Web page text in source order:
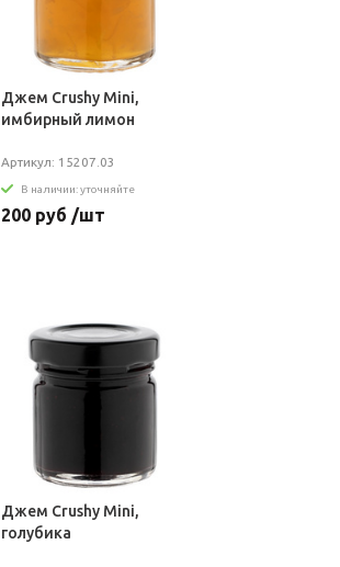
Джем Crushy Mini,
имбирный лимон
Артикул: 15207.03
В наличии: уточняйте
200 руб /шт
Джем Crushy Mini,
голубика